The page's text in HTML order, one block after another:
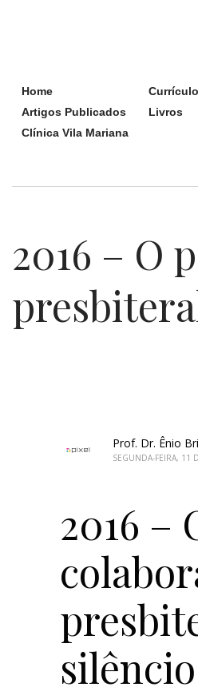
Home
Artigos Publicados
Livros
Clínica Vila Mariana
2016 – O
Prof. Dr. Ênio
SEGUNDA-FEIRA, 11
2016 –